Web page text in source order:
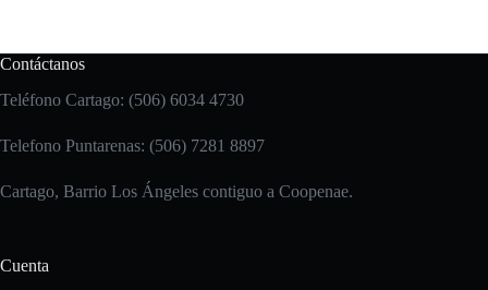
Contáctanos
Teléfono Cartago: (506) 6034 4730
Telefono Puntarenas: (506) 7281 8897
Cartago, Barrio Los Ángeles contiguo a Coopenae.
Cuenta